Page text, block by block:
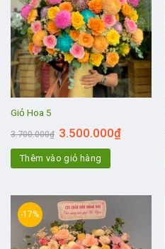
Giỏ Hoa 5
3.700.000₫ 3.500.000₫
Thêm vào giỏ hàng
-17%